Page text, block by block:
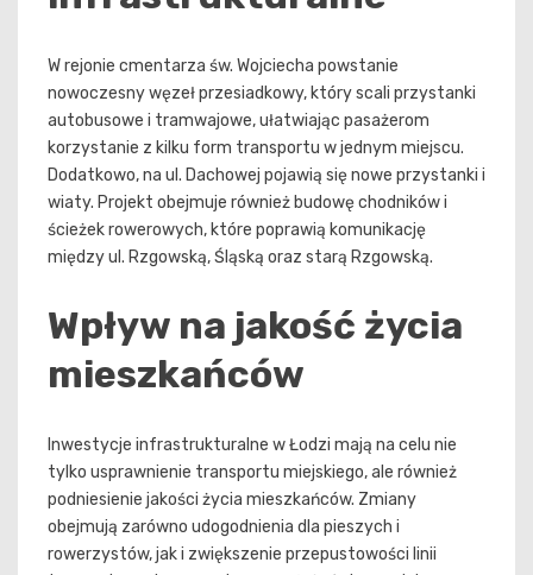
W rejonie cmentarza św. Wojciecha powstanie
nowoczesny węzeł przesiadkowy, który scali przystanki
autobusowe i tramwajowe, ułatwiając pasażerom
korzystanie z kilku form transportu w jednym miejscu.
Dodatkowo, na ul. Dachowej pojawią się nowe przystanki i
wiaty. Projekt obejmuje również budowę chodników i
ścieżek rowerowych, które poprawią komunikację
między ul. Rzgowską, Śląską oraz starą Rzgowską.
Wpływ na jakość życia
mieszkańców
Inwestycje infrastrukturalne w Łodzi mają na celu nie
tylko usprawnienie transportu miejskiego, ale również
podniesienie jakości życia mieszkańców. Zmiany
obejmują zarówno udogodnienia dla pieszych i
rowerzystów, jak i zwiększenie przepustowości linii